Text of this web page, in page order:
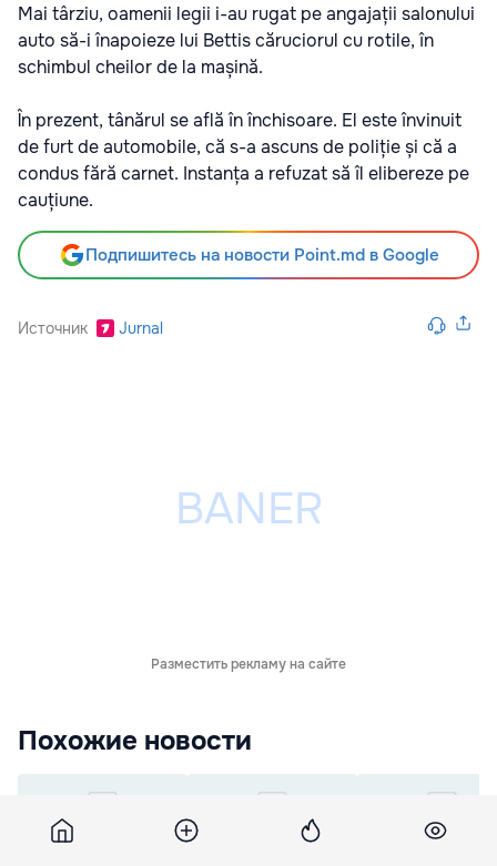
Mai târziu, oamenii legii i-au rugat pe angajații salonului
auto să-i înapoieze lui Bettis căruciorul cu rotile, în
schimbul cheilor de la mașină.
În prezent, tânărul se află în închisoare. El este învinuit
de furt de automobile, că s-a ascuns de poliție și că a
condus fără carnet. Instanța a refuzat să îl elibereze pe
cauțiune.
Подпишитесь на новости Point.md в Google
Источник Jurnal
Разместить рекламу на сайте
Похожие новости